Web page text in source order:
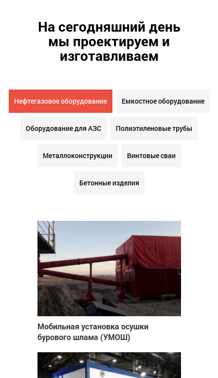
На сегодняшний день
мы проектируем и
изготавливаем
Нефтегазовое оборудование Емкостное оборудование
Оборудование для АЗС Полиэтиленовые трубы
Металлоконструкции Винтовые сваи
Бетонные изделия
Мобильная установка осушки
бурового шлама (УМОШ)